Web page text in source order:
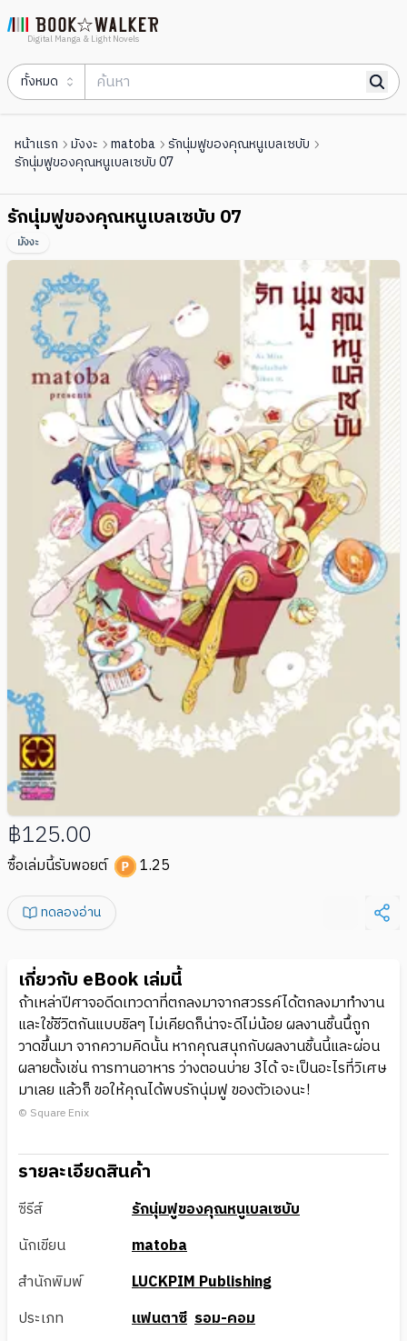
Digital Manga & Light Novels
ทั้งหมด
หน้าแรก มังงะ matoba
รักนุ่มฟูของคุณหนูเบลเซบับ
รักนุ่มฟูของคุณหนูเบลเซบับ 07
รักนุ่มฟูของคุณหนูเบลเซบับ 07
มังงะ
฿125.00
ซื้อเล่มนี้รับพอยต์ 1.25
ทดลองอ่าน
เกี่ยวกับ eBook เล่มนี้
ถ้าเหล่าปีศาจอดีดเทวดาที่ตกลงมาจากสวรรค์ได้ตกลงมาทำงาน
และใช้ชีวิตกันแบบชิลๆ ไม่เคียดก็น่าจะดีไม่น้อย ผลงานชิ้นนี้ืถูก
วาดขึ้นมา จากความคิดนั้น หากคุณสนุกกับผลงานชิ้นนี้และผ่อน
ผลายตั้งเช่น การทานอาหาร ว่างตอนบ่าย 3ได้ จะเป็นอะไรที่วิเศษ
มาเลย แล้วก็ ขอให้คุณได้พบรักนุ่มฟู ของตัวเองนะ!
© Square Enix
รายละเอียดสินค้า
ซีรีส์
รักนุ่มฟูของคุณหนูเบลเซบับ
นักเขียน
matoba
สำนักพิมพ์
LUCKPIM Publishing
ประเภท
แฟนตาซี รอม-คอม